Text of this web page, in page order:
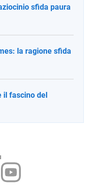
sfida paura
la ragione sfida
il fascino del